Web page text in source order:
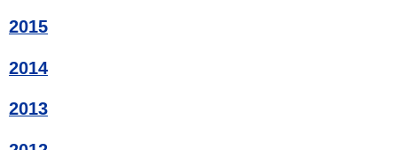
2015
2014
2013